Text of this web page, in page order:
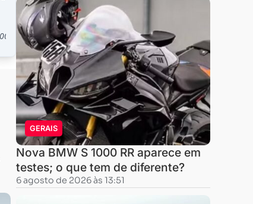
GERAIS
Nova BMW S 1000 RR aparece em
testes; o que tem de diferente?
6 agosto de 2026 às 13:51